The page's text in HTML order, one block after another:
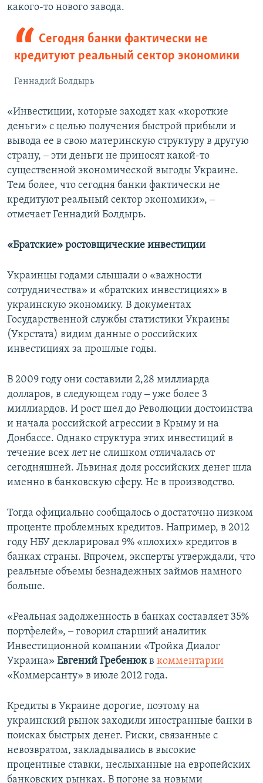
какого-то нового завода.
Сегодня банки фактически не
кредитуют реальный сектор экономики
Геннадий Болдырь
«Инвестиции, которые заходят как «короткие
деньги» с целью получения быстрой прибыли и
вывода ее в свою материнскую структуру в другую
страну, ‒ эти деньги не приносят какой-то
существенной экономической выгоды Украине.
Тем более, что сегодня банки фактически не
кредитуют реальный сектор экономики», ‒
отмечает Геннадий Болдырь.
«Братские» ростовщические инвестиции
Украинцы годами слышали о «важности
сотрудничества» и «братских инвестициях» в
украинскую экономику. В документах
Государственной службы статистики Украины
(Укрстата) видим данные о российских
инвестициях за прошлые годы.
В 2009 году они составили 2,28 миллиарда
долларов, в следующем году ‒ уже более 3
миллиардов. И рост шел до Революции достоинства
и начала российской агрессии в Крыму и на
Донбассе. Однако структура этих инвестиций в
течение всех лет не слишком отличалась от
сегодняшней. Львиная доля российских денег шла
именно в банковскую сферу. Не в производство.
Тогда официально сообщалось о достаточно низком
проценте проблемных кредитов. Например, в 2012
году НБУ декларировал 9% «плохих» кредитов в
банках страны. Впрочем, эксперты утверждали, что
реальные объемы безнадежных займов намного
больше.
«Реальная задолженность в банках составляет 35%
портфелей», ‒ говорил старший аналитик
Инвестиционной компании «Тройка Диалог
Украина» Евгений Гребенюкв комментарии
«Коммерсанту» в июле 2012 года.
Кредиты в Украине дорогие, поэтому на
украинский рынок заходили иностранные банки в
поисках быстрых денег. Риски, связанные с
невозвратом, закладывались в высокие
процентные ставки, неслыханные на европейских
банковских рынках. В погоне за новыми